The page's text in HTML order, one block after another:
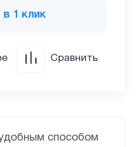
способом
в 1 клик
Сравнить